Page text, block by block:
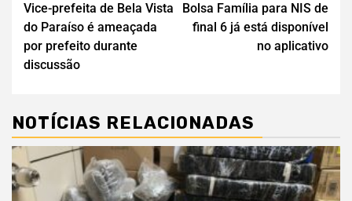
Vice-prefeita de Bela Vista
do Paraíso é ameaçada
por prefeito durante
discussão
Bolsa Família para NIS de
final 6 já está disponível
no aplicativo
NOTÍCIAS RELACIONADAS